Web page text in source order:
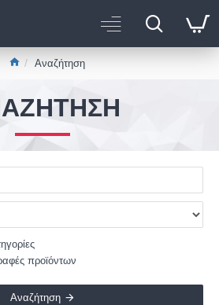
Αναζήτηση
προϊόντων
Αναζήτηση